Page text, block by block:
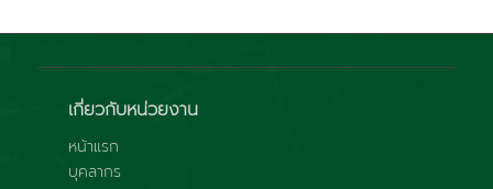
เกี่ยวกับหน่วยงาน
หน้าแรก
บุคลากร